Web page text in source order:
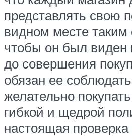
представлять свою
видном месте таким
чтобы он был виден
до совершения
обязан ее
желательно
гибкой и щедрой
настоящая